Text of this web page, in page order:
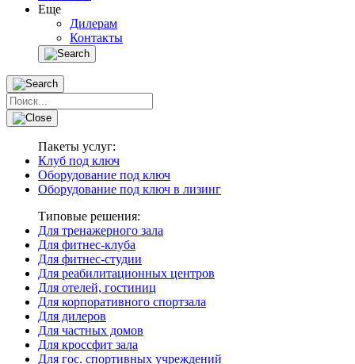
Еще
Дилерам
Контакты
Пакеты услуг:
Клуб под ключ
Оборудование под ключ
Оборудование под ключ в лизинг
Типовые решения:
Для тренажерного зала
Для фитнес-клуба
Для фитнес-студии
Для реабилитационных центров
Для отелей, гостиниц
Для корпоративного спортзала
Для дилеров
Для частных домов
Для кроссфит зала
Для гос. спортивных учреждений